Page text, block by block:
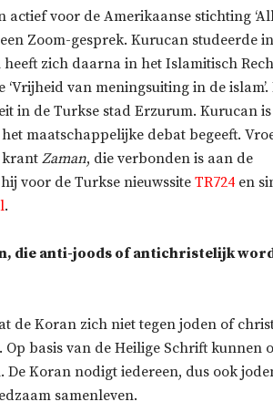
actief voor de Amerikaanse stichting
Zoom-gesprek. Kurucan studeerde
zich daarna in het Islamitisch
van meningsuiting in de islam’.
in de Turkse stad Erzurum. Kurucan is
maatschappelijke debat begeeft.
krant Zaman, die verbonden is aan de
voor de Turkse nieuwssite TR724 en
.
die anti-joods of antichristelijk
de Koran zich niet tegen joden of
basis van de Heilige Schrift kunnen
Koran nodigt iedereen, dus ook
samenleven.